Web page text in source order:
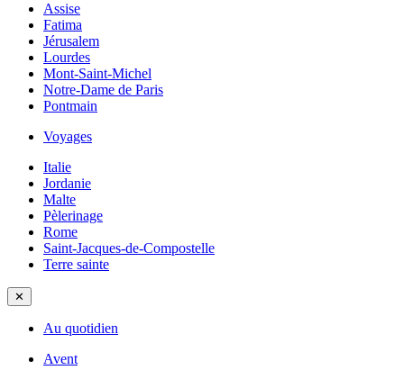
Assise
Fatima
Jérusalem
Lourdes
Mont-Saint-Michel
Notre-Dame de Paris
Pontmain
Voyages
Italie
Jordanie
Malte
Pèlerinage
Rome
Saint-Jacques-de-Compostelle
Terre sainte
✕
Au quotidien
Avent